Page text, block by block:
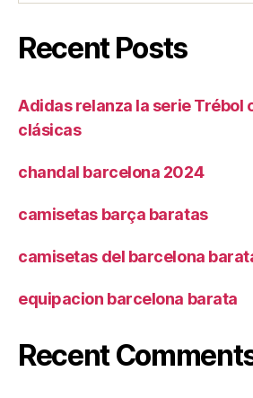
Recent Posts
Adidas relanza la serie Trébol
clásicas
chandal barcelona 2024
camisetas barça baratas
camisetas del barcelona
equipacion barcelona barata
Recent